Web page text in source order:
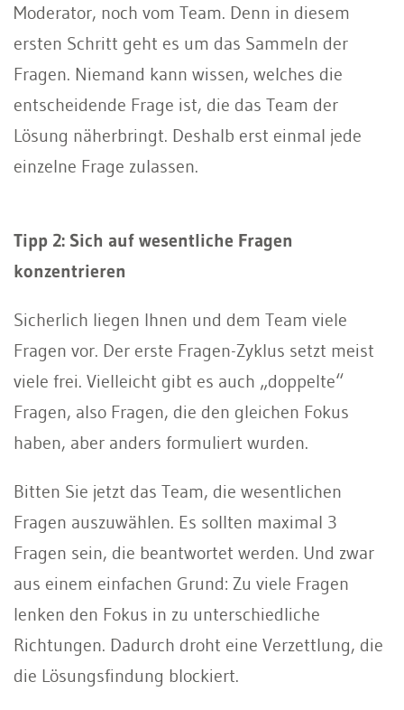
Moderator, noch vom Team. Denn in diesem
ersten Schritt geht es um das Sammeln der
Fragen. Niemand kann wissen, welches die
entscheidende Frage ist, die das Team der
Lösung näherbringt. Deshalb erst einmal jede
einzelne Frage zulassen.
Tipp 2: Sich auf wesentliche Fragen
konzentrieren
Sicherlich liegen Ihnen und dem Team viele
Fragen vor. Der erste Fragen-Zyklus setzt meist
viele frei. Vielleicht gibt es auch „doppelte“
Fragen, also Fragen, die den gleichen Fokus
haben, aber anders formuliert wurden.
Bitten Sie jetzt das Team, die wesentlichen
Fragen auszuwählen. Es sollten maximal 3
Fragen sein, die beantwortet werden. Und zwar
aus einem einfachen Grund: Zu viele Fragen
lenken den Fokus in zu unterschiedliche
Richtungen. Dadurch droht eine Verzettlung, die
die Lösungsfindung blockiert.